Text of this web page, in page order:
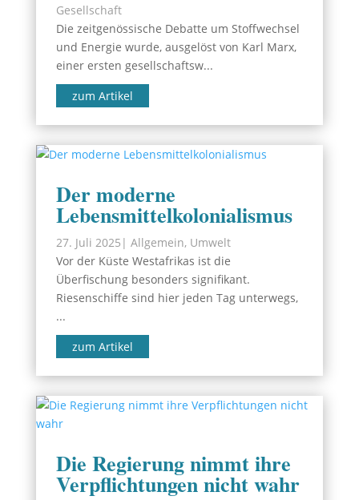
Gesellschaft
Die zeitgenössische Debatte um Stoffwechsel
und Energie wurde, ausgelöst von Karl Marx,
einer ersten gesellschaftsw...
zum Artikel
Der moderne
Lebensmittelkolonialismus
27. Juli 2025 | Allgemein, Umwelt
Vor der Küste Westafrikas ist die
Überfischung besonders signifikant.
Riesenschiffe sind hier jeden Tag unterwegs,
...
zum Artikel
Die Regierung nimmt ihre
Verpflichtungen nicht wahr